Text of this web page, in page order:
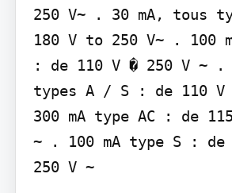
250 V~ . 30 mA, tous
180 V to 250 V~ . 100
: de 110 V � 250 V ~ .
types A / S : de 110 V
300 mA type AC : de
~ . 100 mA type S : de
250 V ~